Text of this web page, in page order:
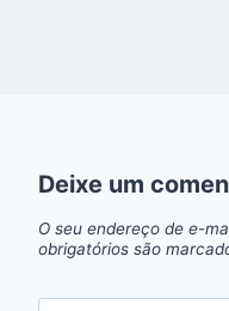
Deixe um
O seu endereço de e-
obrigatórios são